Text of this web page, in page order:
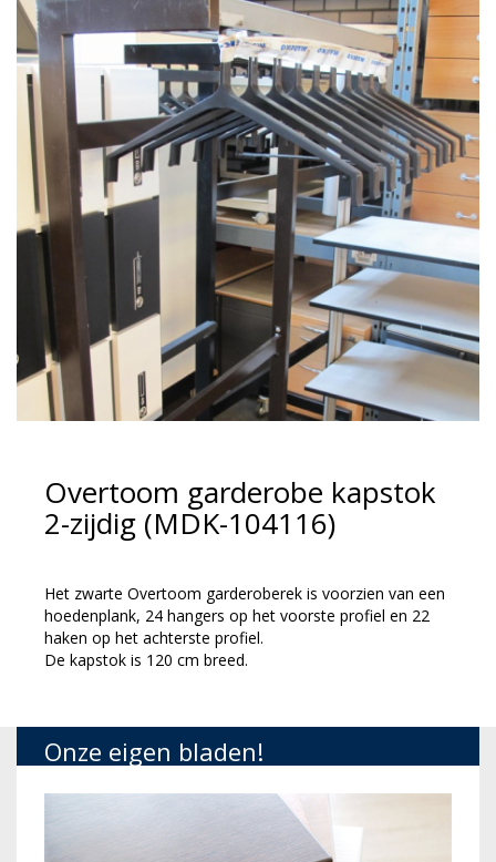
Overtoom garderobe kapstok
2-zijdig (MDK-104116)
Het zwarte Overtoom garderoberek is voorzien van een
hoedenplank, 24 hangers op het voorste profiel en 22
haken op het achterste profiel.
De kapstok is 120 cm breed.
Onze eigen bladen!